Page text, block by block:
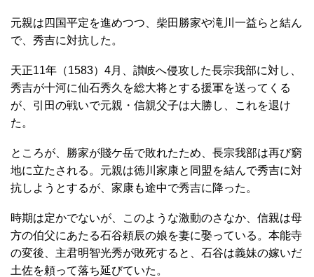
元親は四国平定を進めつつ、柴田勝家や滝川一益らと結ん
で、秀吉に対抗した。
天正11年（1583）4月、讃岐へ侵攻した長宗我部に対し、
秀吉が十河に仙石秀久を総大将とする援軍を送ってくる
が、引田の戦いで元親・信親父子は大勝し、これを退け
た。
ところが、勝家が賤ケ岳で敗れたため、長宗我部は再び窮
地に立たされる。元親は徳川家康と同盟を結んで秀吉に対
抗しようとするが、家康も途中で秀吉に降った。
時期は定かでないが、このような激動のさなか、信親は母
方の伯父にあたる石谷頼辰の娘を妻に娶っている。本能寺
の変後、主君明智光秀が敗死すると、石谷は義妹の嫁いだ
土佐を頼って落ち延びていた。